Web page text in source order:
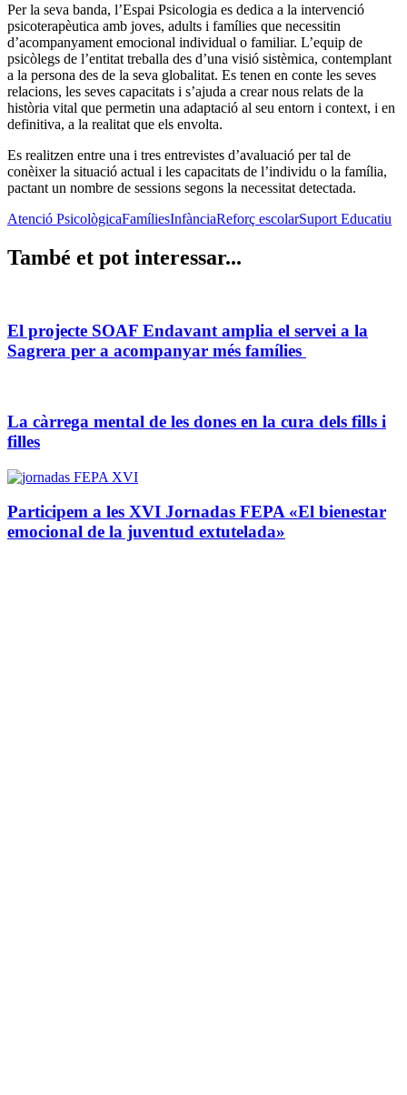
Per la seva banda, l’Espai Psicologia es dedica a la intervenció
psicoterapèutica amb joves, adults i famílies que necessitin
d’acompanyament emocional individual o familiar. L’equip de
psicòlegs de l’entitat treballa des d’una visió sistèmica, contemplant
a la persona des de la seva globalitat. Es tenen en conte les seves
relacions, les seves capacitats i s’ajuda a crear nous relats de la
història vital que permetin una adaptació al seu entorn i context, i en
definitiva, a la realitat que els envolta.
Es realitzen entre una i tres entrevistes d’avaluació per tal de
conèixer la situació actual i les capacitats de l’individu o la família,
pactant un nombre de sessions segons la necessitat detectada.
Atenció PsicològicaFamíliesInfànciaReforç escolarSuport Educatiu
També et pot interessar...
El projecte SOAF Endavant amplia el servei a la
Sagrera per a acompanyar més famílies
La càrrega mental de les dones en la cura dels fills i
filles
Participem a les XVI Jornadas FEPA «El bienestar
emocional de la juventud extutelada»